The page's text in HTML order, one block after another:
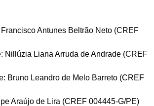
Antunes Beltrão Neto (CREF
Nillúzia Liana Arruda de Andrade (CREF
Bruno Leandro de Melo Barreto (CREF
Araújo de Lira (CREF 004445-G/PE)